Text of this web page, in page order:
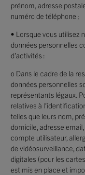
prénom, adresse
numéro de téléphone ;
• Lorsque vous utilisez
données personnelles
d’activités :
o Dans le cadre de la
données personnelles
représentants légaux.
relatives à
telles que leurs nom,
domicile, adresse
compte utilisateur,
de vidéosurveillance,
digitales (pour les
est mis en place et